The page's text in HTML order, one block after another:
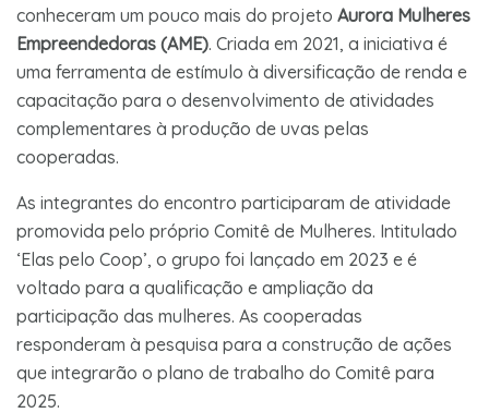
conheceram um pouco mais do projeto Aurora Mulheres
Empreendedoras (AME). Criada em 2021, a iniciativa é
uma ferramenta de estímulo à diversificação de renda e
capacitação para o desenvolvimento de atividades
complementares à produção de uvas pelas
cooperadas.
As integrantes do encontro participaram de atividade
promovida pelo próprio Comitê de Mulheres. Intitulado
‘Elas pelo Coop’, o grupo foi lançado em 2023 e é
voltado para a qualificação e ampliação da
participação das mulheres. As cooperadas
responderam à pesquisa para a construção de ações
que integrarão o plano de trabalho do Comitê para
2025.